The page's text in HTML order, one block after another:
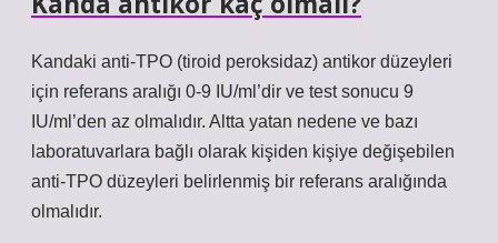
Kandaki anti-TPO (tiroid peroksidaz) antikor düzeyleri
için referans aralığı 0-9 IU/ml’dir ve test sonucu 9
IU/ml’den az olmalıdır. Altta yatan nedene ve bazı
laboratuvarlara bağlı olarak kişiden kişiye değişebilen
anti-TPO düzeyleri belirlenmiş bir referans aralığında
olmalıdır.